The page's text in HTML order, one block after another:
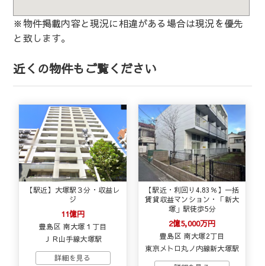
※物件掲載内容と現況に相違がある場合は現況を優先
と致します。
近くの物件もご覧ください
【駅近】大塚駅３分・収益レ
ジ
11億円
豊島区 南大塚１丁目
ＪＲ山手線大塚駅
【駅近・利回り4.83％】一括
賃貸収益マンション・「新大
塚」駅徒歩5分
2億5,000万円
豊島区 南大塚2丁目
東京メトロ丸ノ内線新大塚駅